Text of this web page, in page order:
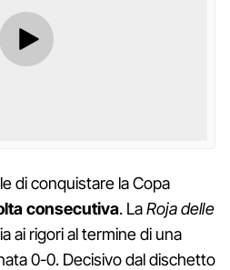
di conquistare la Copa
consecutiva. LaRoja delle
ai rigori al termine di una
0-0. Decisivo dal dischetto